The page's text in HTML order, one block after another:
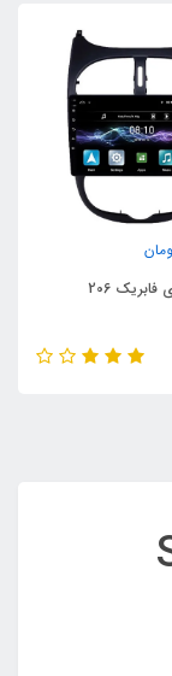
206